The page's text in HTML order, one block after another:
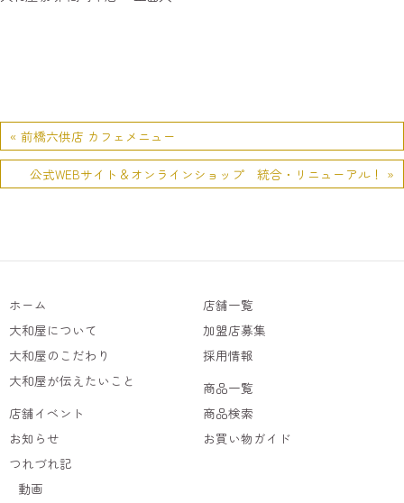
« 前橋六供店 カフェメニュー
公式WEBサイト＆オンラインショップ 統合・リニューアル！ »
ホーム
大和屋について
大和屋のこだわり
大和屋が伝えたいこと
店舗イベント
お知らせ
つれづれ記
動画
店舗一覧
加盟店募集
採用情報
商品一覧
商品検索
お買い物ガイド